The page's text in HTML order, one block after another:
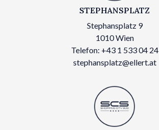
STEPHANSPLATZ
Stephansplatz 9
1010 Wien
Telefon: +43 1 533 04 24
stephansplatz@ellert.at